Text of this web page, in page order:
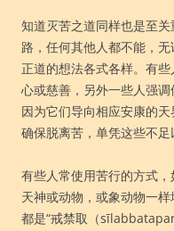
知道灭苦之道同样也是至
路，任何其他人都不能，
正道的想法各式各样。有
心或慈善，另外一些人强
因为它们导向相应安康的
确保脱离苦，单凭这些不足
有些人常使用苦行的方式
天神或动物，或象动物一
都是“戒禁取（